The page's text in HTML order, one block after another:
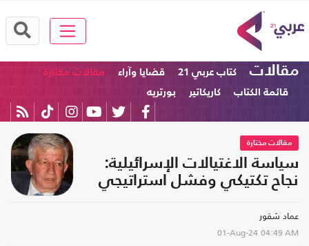
مقالات كتاب عربي 21 قضايا وآراء
مقالات مختارة
قائمة الكتاب
كاريكاتير بورتريه
مقالات مختارة
سياسة الاغتيالات الإسرائيلية:
نجاح تكتيكي وفشل استراتيجي
عماد شقور
01-Aug-24 04:49 AM